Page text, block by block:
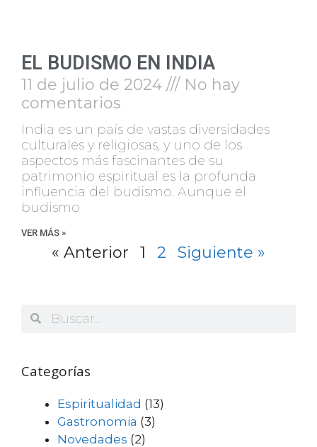
EL BUDISMO EN INDIA
11 de julio de 2024
No hay
comentarios
India es un país de vastas diversidades
culturales y religiosas, y uno de los
aspectos más fascinantes de su
patrimonio espiritual es la profunda
influencia del budismo. Aunque el
budismo
VER MÁS »
« Anterior 1 2 Siguiente »
Categorías
Espiritualidad (13)
Gastronomia (3)
Novedades (2)